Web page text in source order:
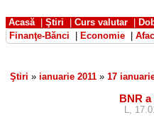
Acasă| Ştiri Curs valutar
Finanţe-Bănci
Economie
Ştiri » ianuarie 2011 » 17
BNR
L,